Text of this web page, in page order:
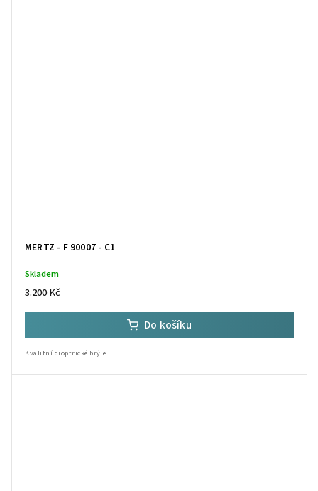
MERTZ - F 90007 - C1
Skladem
3.200 Kč
Do košíku